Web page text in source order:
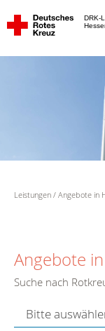
DRK-
Leistungen Angebote in
Angebote
Suche nach